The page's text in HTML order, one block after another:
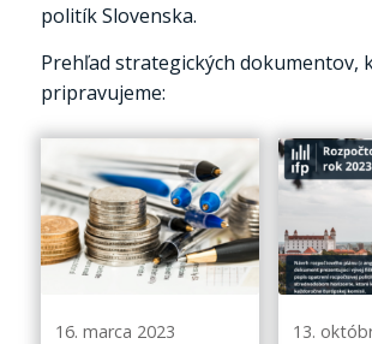
politík Slovenska.
Prehľad strategických dokumentov,
pripravujeme:
16. marca 2023 13.